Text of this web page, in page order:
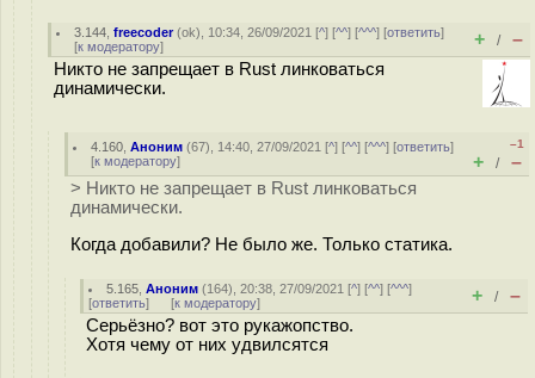
3.144 ,freecoder(ok), 10:34, 26/09/2021 [^] [^^] [^^^] [ответить]
[к модератору] + / –
Никто не запрещает в Rust линковаться
динамически.
4.160 ,Аноним (67), 14:40, 27/09/2021 [^] [^^] [^^^] [ответить]
[к модератору]
–1
+ / –
> Никто не запрещает в Rust линковаться
динамически.
Когда добавили? Не было же. Только статика.
5.165 ,Аноним (164), 20:38, 27/09/2021 [^] [^^] [^^^]
[ответить] [к модератору] + / –
Серьёзно? вот это рукажопство.
Хотя чему от них удвилсятся